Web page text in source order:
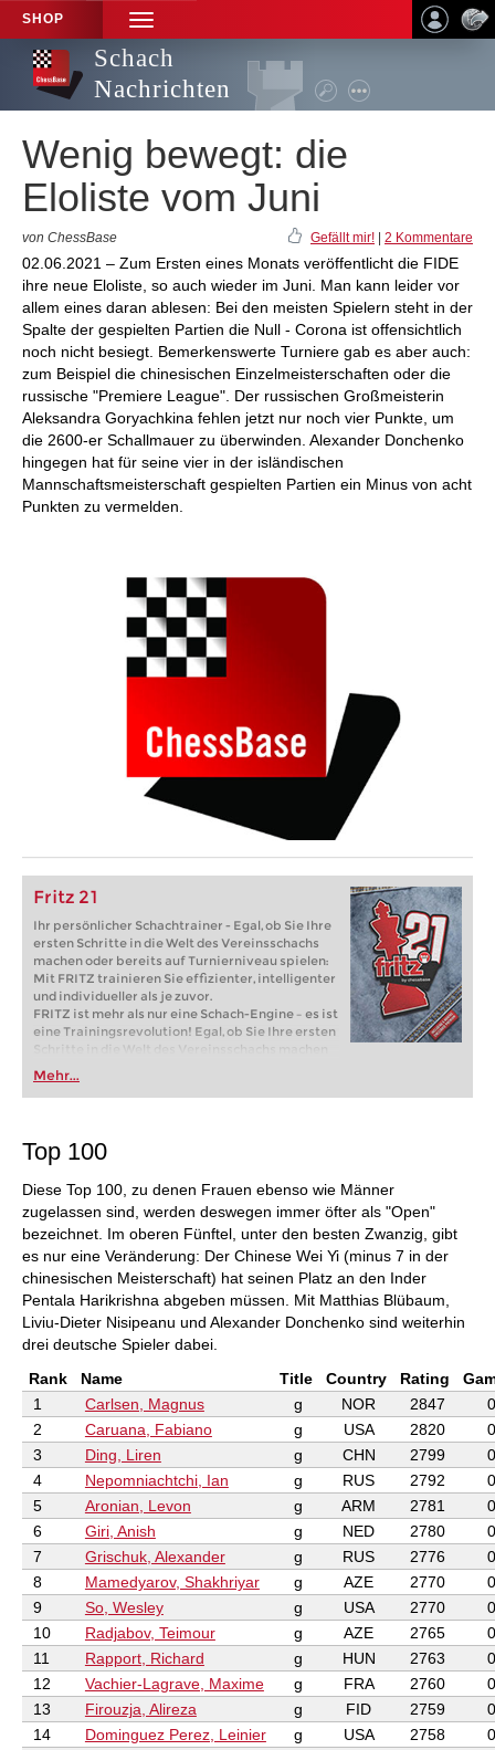
SHOP
TOGGLE
NAVIGATION
Schach
Nachrichten
Wenig bewegt: die
Eloliste vom Juni
von ChessBase Gefällt mir! 2 Kommentare
02.06.2021 – Zum Ersten eines Monats veröffentlicht die FIDE
ihre neue Eloliste, so auch wieder im Juni. Man kann leider vor
allem eines daran ablesen: Bei den meisten Spielern steht in der
Spalte der gespielten Partien die Null - Corona ist offensichtlich
noch nicht besiegt. Bemerkenswerte Turniere gab es aber auch:
zum Beispiel die chinesischen Einzelmeisterschaften oder die
russische "Premiere League". Der russischen Großmeisterin
Aleksandra Goryachkina fehlen jetzt nur noch vier Punkte, um
die 2600-er Schallmauer zu überwinden. Alexander Donchenko
hingegen hat für seine vier in der isländischen
Mannschaftsmeisterschaft gespielten Partien ein Minus von acht
Punkten zu vermelden.
Fritz 21
Ihr persönlicher Schachtrainer - Egal, ob Sie Ihre
ersten Schritte in die Welt des Vereinsschachs
machen oder bereits auf Turnierniveau spielen:
Mit FRITZ trainieren Sie effizienter, intelligenter
und individueller als je zuvor.
FRITZ ist mehr als nur eine Schach-Engine – es ist
eine Trainingsrevolution! Egal, ob Sie Ihre ersten
Schritte in die Welt des Vereinsschachs machen
oder bereits auf Turnierniveau spielen: Mit
FRITZ trainieren Sie effizienter, intelligenter und
individueller als je zuvor.
Mehr...
Top 100
Diese Top 100, zu denen Frauen ebenso wie Männer
zugelassen sind, werden deswegen immer öfter als "Open"
bezeichnet. Im oberen Fünftel, unter den besten Zwanzig, gibt
es nur eine Veränderung: Der Chinese Wei Yi (minus 7 in der
chinesischen Meisterschaft) hat seinen Platz an den Inder
Pentala Harikrishna abgeben müssen. Mit Matthias Blübaum,
Liviu-Dieter Nisipeanu und Alexander Donchenko sind weiterhin
drei deutsche Spieler dabei.
Rank
Name Title Country Rating
1
Carlsen, Magnus g NOR 2847
0
2
Caruana, Fabiano g USA 2820
0
3
Ding, Liren g CHN 2799
0
4
Nepomniachtchi, Ian g RUS 2792
0
5
Aronian, Levon g ARM 2781
0
6
Giri, Anish g NED 2780
0
7
Grischuk, Alexander g RUS 2776
0
8
Mamedyarov, Shakhriyar g AZE 2770
0
9
So, Wesley g USA 2770
0
10
Radjabov, Teimour g AZE 2765
0
11
Rapport, Richard g HUN 2763
0
12
Vachier-Lagrave, Maxime g FRA 2760
0
13
Firouzja, Alireza g FID 2759
0
14
Dominguez Perez, Leinier g USA 2758
0